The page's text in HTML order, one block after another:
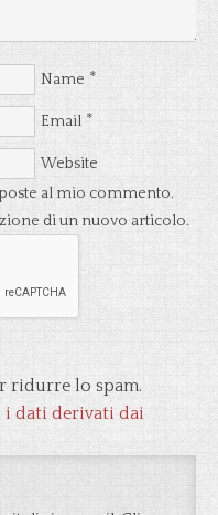
Name *
Email *
Website
al mio commento.
di un nuovo articolo.
ridurre lo spam.
i dati derivati dai